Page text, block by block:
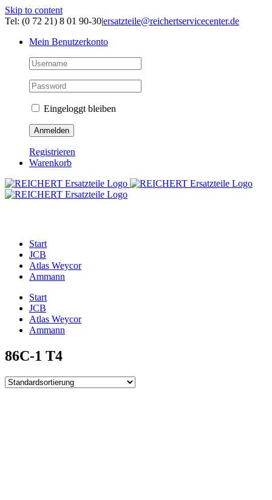
Skip to content
Tel: (0 72 21) 8 01 90-30|ersatzteile@reichertservicecenter.de
Mein Benutzerkonto
Eingeloggt bleiben
Registrieren
Warenkorb
Start
JCB
Atlas Weycor
Ammann
Start
JCB
Atlas Weycor
Ammann
86C-1 T4